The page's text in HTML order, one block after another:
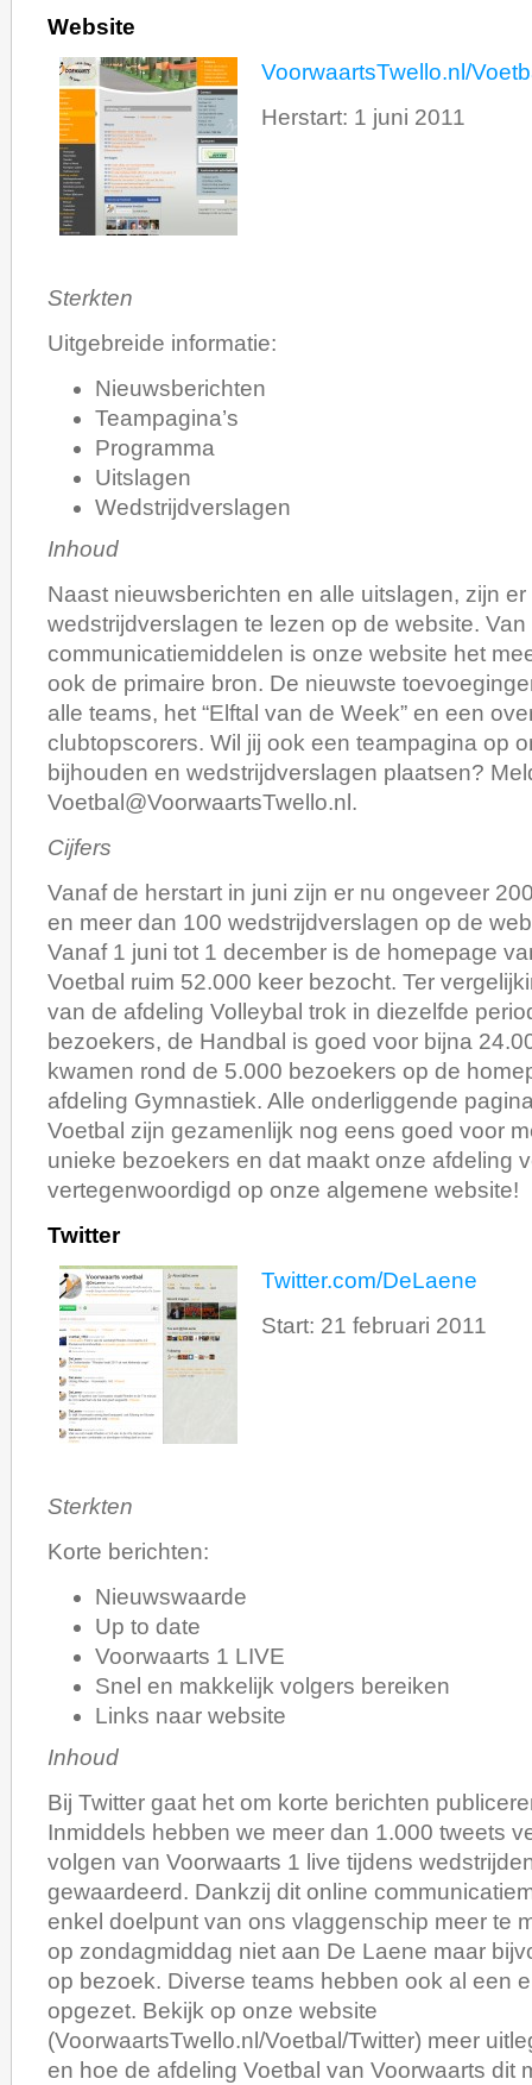
Website
VoorwaartsTwello.nl/
Herstart: 1 juni 2011
Sterkten
Uitgebreide informatie:
Nieuwsberichten
Teampagina’s
Programma
Uitslagen
Wedstrijdverslagen
Inhoud
Naast nieuwsberichten en alle uitslagen, zijn
wedstrijdverslagen te lezen op de website.
communicatiemiddelen is onze website het
ook de primaire bron. De nieuwste
alle teams, het “Elftal van de Week” en een
clubtopscorers. Wil jij ook een teampagina op
bijhouden en wedstrijdverslagen plaatsen?
Voetbal@VoorwaartsTwello.nl.
Cijfers
Vanaf de herstart in juni zijn er nu ongeveer
en meer dan 100 wedstrijdverslagen op de
Vanaf 1 juni tot 1 december is de homepage
Voetbal ruim 52.000 keer bezocht. Ter
van de afdeling Volleybal trok in diezelfde
bezoekers, de Handbal is goed voor bijna
kwamen rond de 5.000 bezoekers op de
afdeling Gymnastiek. Alle onderliggende
Voetbal zijn gezamenlijk nog eens goed voor
unieke bezoekers en dat maakt onze afdeling
vertegenwoordigd op onze algemene website!
Twitter
Twitter.com/DeLaene
Start: 21 februari 2011
Sterkten
Korte berichten:
Nieuwswaarde
Up to date
Voorwaarts 1 LIVE
Snel en makkelijk volgers bereiken
Links naar website
Inhoud
Bij Twitter gaat het om korte berichten
Inmiddels hebben we meer dan 1.000 tweets
volgen van Voorwaarts 1 live tijdens
gewaardeerd. Dankzij dit online
enkel doelpunt van ons vlaggenschip meer te
op zondagmiddag niet aan De Laene maar
op bezoek. Diverse teams hebben ook al een
opgezet. Bekijk op onze website
(VoorwaartsTwello.nl/Voetbal/Twitter) meer
en hoe de afdeling Voetbal van Voorwaarts dit